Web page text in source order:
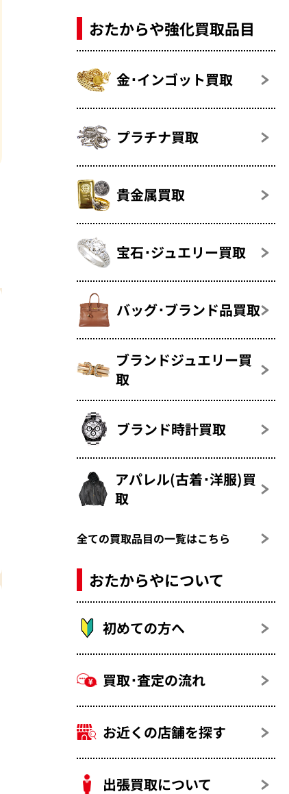
おたからや強化買取品目
金･インゴット買取
プラチナ買取
貴金属買取
宝石･ジュエリー買取
バッグ･ブランド品買取
ブランドジュエリー買
取
ブランド時計買取
アパレル(古着･洋服)買
取
全ての買取品目の一覧はこちら
おたからやについて
初めての方へ
買取･査定の流れ
お近くの店舗を探す
出張買取について